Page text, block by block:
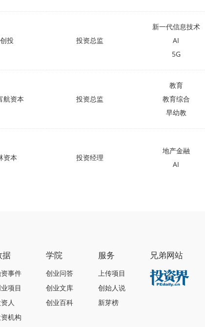
投 投资总监
新一代信息技术
AI
5G
航资本 投资总监
教育
教育综合
早幼教
资本 投资经理
地产金融
AI
据
事件
项目
人
机构
学院
创业问答
创业文库
创业百科
服务
上传项目
创始人说
新芽榜
兄弟网站